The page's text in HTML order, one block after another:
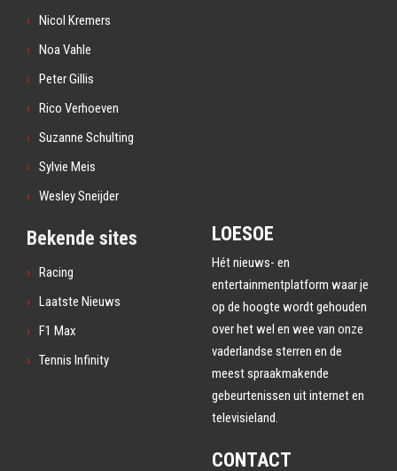
Nicol Kremers
Noa Vahle
Peter Gillis
Rico Verhoeven
Suzanne Schulting
Sylvie Meis
Wesley Sneijder
Bekende sites
Racing
Laatste Nieuws
F1 Max
Tennis Infinity
LOESOE
Hét nieuws- en
entertainmentplatform waar je
op de hoogte wordt gehouden
over het wel en wee van onze
vaderlandse sterren en de
meest spraakmakende
gebeurtenissen uit internet en
televisieland.
CONTACT